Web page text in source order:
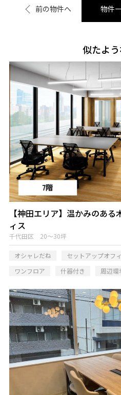
前の物件へ 物件
似たよ
【神田エリア】温かみのあ
ィス
千代田区 20～30坪
オシャレだね セットアップオフ
ワンフロア
什器付き 周辺環